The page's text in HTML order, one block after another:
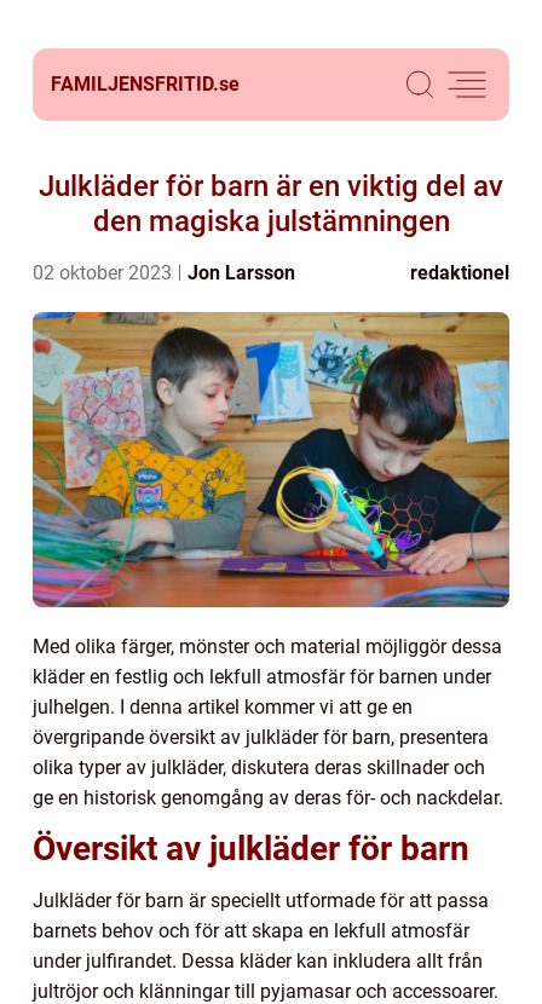
FAMILJENSFRITID.se
Julkläder för barn är en viktig del av
den magiska julstämningen
02 oktober 2023 Jon Larsson redaktionel
Med olika färger, mönster och material möjliggör dessa
kläder en festlig och lekfull atmosfär för barnen under
julhelgen. I denna artikel kommer vi att ge en
övergripande översikt av julkläder för barn, presentera
olika typer av julkläder, diskutera deras skillnader och
ge en historisk genomgång av deras för- och nackdelar.
Översikt av julkläder för barn
Julkläder för barn är speciellt utformade för att passa
barnets behov och för att skapa en lekfull atmosfär
under julfirandet. Dessa kläder kan inkludera allt från
jultröjor och klänningar till pyjamasar och accessoarer.